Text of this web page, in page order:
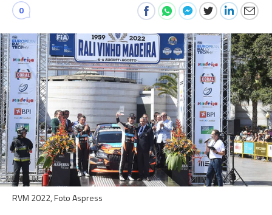
0
RVM 2022, Foto Aspress